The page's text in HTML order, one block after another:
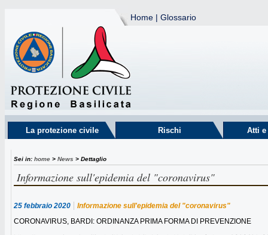
Home | Glossario
La protezione civile Rischi Atti
Sei in: home > News > Dettaglio
Informazione sull'epidemia del "coronavirus"
25 febbraio 2020
Informazione sull'epidemia del "coronavirus"
CORONAVIRUS, BARDI: ORDINANZA PRIMA FORMA DI PREVENZIONE